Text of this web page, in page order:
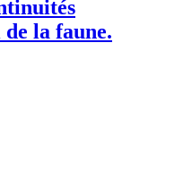
la faune.